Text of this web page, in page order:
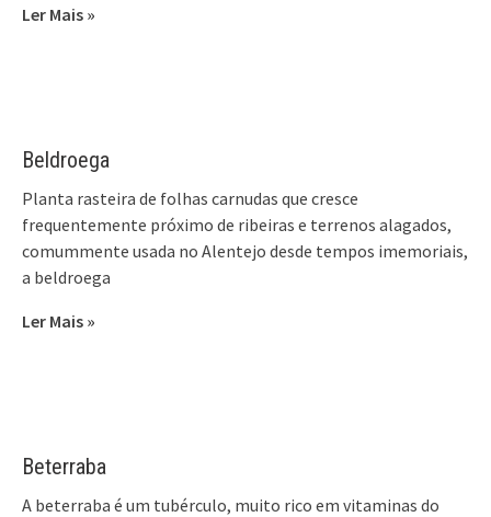
Ler Mais »
Beldroega
Planta rasteira de folhas carnudas que cresce
frequentemente próximo de ribeiras e terrenos alagados,
comummente usada no Alentejo desde tempos imemoriais,
a beldroega
Ler Mais »
Beterraba
A beterraba é um tubérculo, muito rico em vitaminas do